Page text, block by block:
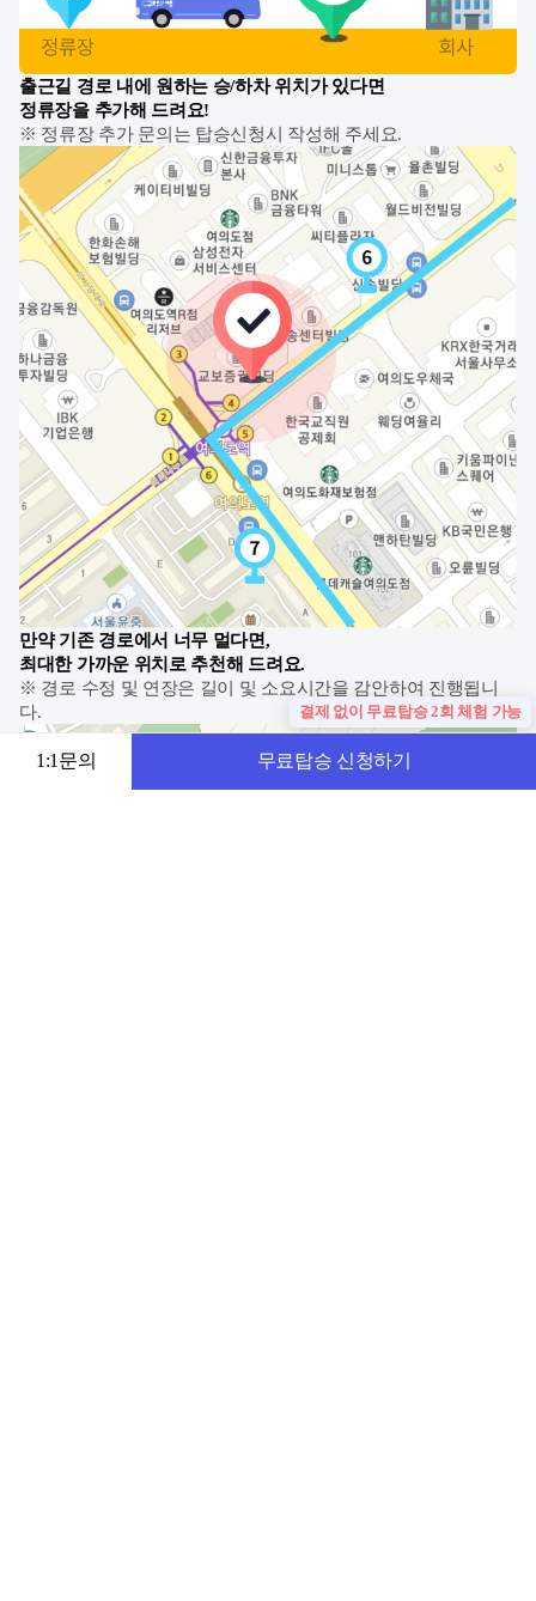
출근길 경로 내에 원하는 승/하차 위치가 있다면
정류장을 추가해 드려요!
※ 정류장 추가 문의는 탑승신청시 작성해 주세요.
만약 기존 경로에서 너무 멀다면,
최대한 가까운 위치로 추천해 드려요.
※ 경로 수정 및 연장은 길이 및 소요시간을 감안하여 진행됩니
다.
결제 없이 무료탑승 2회 체험 가능
1:1문의 무료탑승 신청하기